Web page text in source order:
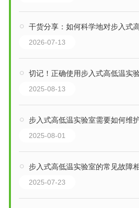
干货分享：如何科学地对步入式高低温
2026-07-13
切记！正确使用步入式高低温实验室
2025-08-13
步入式高低温实验室需要如何维
2025-08-01
步入式高低温实验室的常见故障
2025-07-23